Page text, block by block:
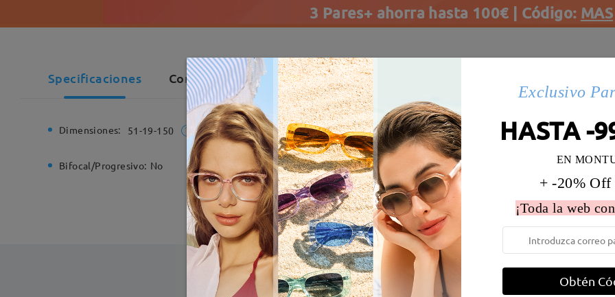
3 Pares+ ahorra hasta 100€ | Código: MAS
Specificaciones Comentarios de Clientes(135)
Dimensiones: 51-19-150 Ancho de la montura: 130 mm (Medio) Diametro de lentes: 51 mm
Bifocal/Progresivo: No Bisagra de resorte: No Material de la montura:
DELIVERY
Exclusivo
HASTA -
EN
+ -20% Off
¡Toda la web
Obtén